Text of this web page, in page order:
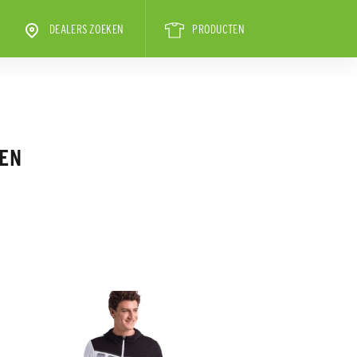
DEALERS ZOEKEN PRODUCTEN